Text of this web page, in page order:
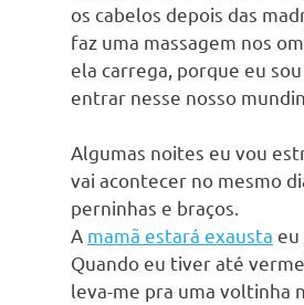
os cabelos depois das
faz uma massagem nos
ela carrega, porque eu
entrar nesse nosso
Algumas noites eu vou
vai acontecer no mesmo
perninhas e braços.
A mamã estará exausta eu
Quando eu tiver até
leva-me pra uma voltinha